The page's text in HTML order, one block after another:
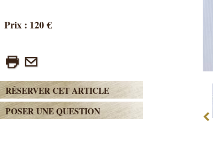
Prix : 120 €
RÉSERVER CET ARTICLE
POSER UNE QUESTION